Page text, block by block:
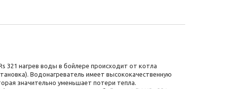
нагрев воды в бойлере происходит от котла
Водонагреватель имеет высококачественную
значительно уменьшает потери тепла.